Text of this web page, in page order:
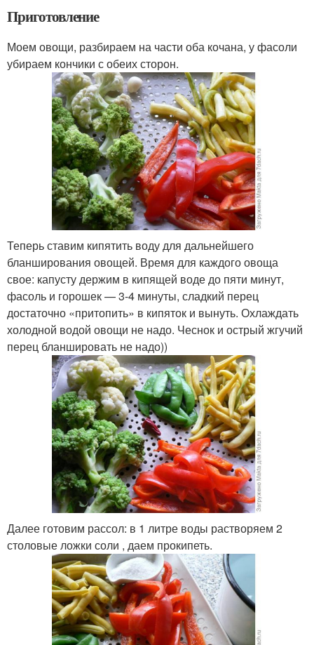
Приготовление
Моем овощи, разбираем на части оба кочана, у фасоли
убираем кончики с обеих сторон.
Теперь ставим кипятить воду для дальнейшего
бланширования овощей. Время для каждого овоща
свое: капусту держим в кипящей воде до пяти минут,
фасоль и горошек — 3-4 минуты, сладкий перец
достаточно «притопить» в кипяток и вынуть. Охлаждать
холодной водой овощи не надо. Чеснок и острый жгучий
перец бланшировать не надо))
Далее готовим рассол: в 1 литре воды растворяем 2
столовые ложки соли , даем прокипеть.